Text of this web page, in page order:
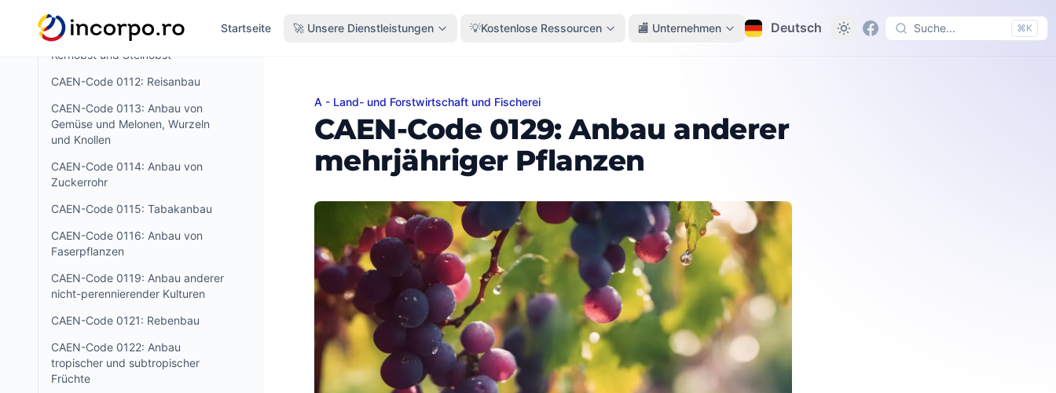
springen
Startseite 🚀 Unsere Dienstleistungen 💡Kostenlose Ressourcen 🏬 Unternehmen Deutsch Suche... ⌘K
Süßwasseraquakultur
CAEN-Code 0124: Anbau von
Kernobst und Steinobst
CAEN-Code 0112: Reisanbau
CAEN-Code 0113: Anbau von
Gemüse und Melonen, Wurzeln
und Knollen
CAEN-Code 0114: Anbau von
Zuckerrohr
CAEN-Code 0115: Tabakanbau
CAEN-Code 0116: Anbau von
Faserpflanzen
CAEN-Code 0119: Anbau anderer
nicht-perennierender Kulturen
CAEN-Code 0121: Rebenbau
CAEN-Code 0122: Anbau
tropischer und subtropischer
Früchte
CAEN-Code 0129: Anbau anderer mehrjähriger Pflanzen
A - Land- und Forstwirtschaft und Fischerei
CAEN-Code 0129: Anbau anderer
mehrjähriger Pflanzen